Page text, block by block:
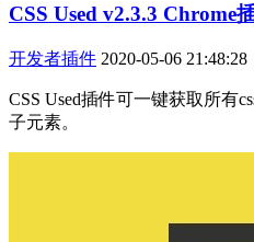
CSS Used v2.3.3 Chrome
开发者插件 2020-05-06 21:48:28
CSS Used插件可一键获取所有
子元素。